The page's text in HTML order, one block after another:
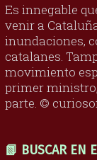
Es innegable
venir a
inundaciones,
catalanes.
movimiento
primer
parte. ©
📗 BUSCAR EN